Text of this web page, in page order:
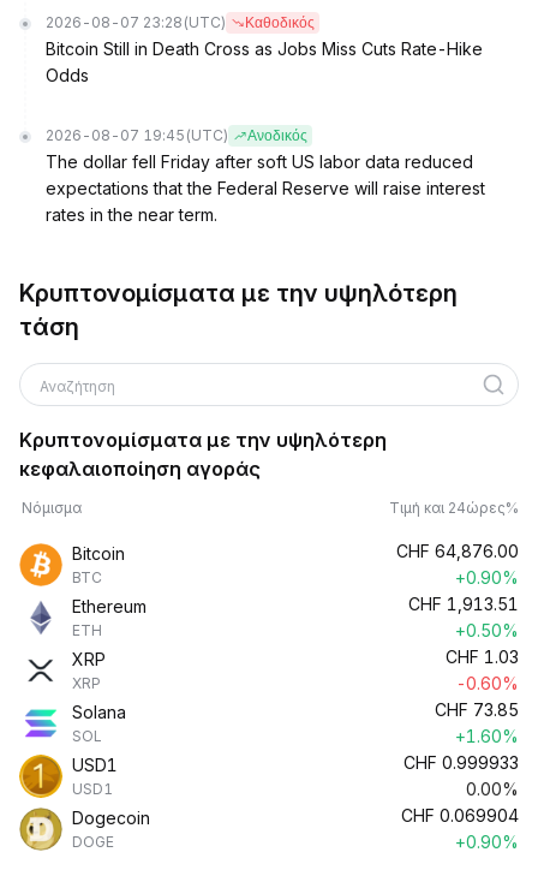
2026-08-07 23:28 (UTC) Καθοδικός
Bitcoin Still in Death Cross as Jobs Miss Cuts Rate-Hike
Odds
2026-08-07 19:45 (UTC) Ανοδικός
The dollar fell Friday after soft US labor data reduced
expectations that the Federal Reserve will raise interest
rates in the near term.
Κρυπτονομίσματα με την υψηλότερη
τάση
Αναζήτηση
Κρυπτονομίσματα με την υψηλότερη
κεφαλαιοποίηση αγοράς
Νόμισμα Τιμή και 24ώρες%
Bitcoin
BTC
CHF 64,876.00
+0.90%
Ethereum
ETH
CHF 1,913.51
+0.50%
XRP
XRP
CHF 1.03
-0.60%
Solana
SOL
CHF 73.85
+1.60%
USD1
USD1
CHF 0.999933
0.00%
Dogecoin
DOGE
CHF 0.069904
+0.90%